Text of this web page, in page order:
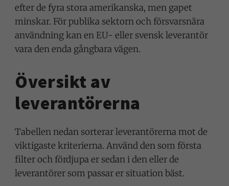
efter de fyra stora amerikanska, men gapet
minskar. För publika sektorn och försvarsnära
användning kan en EU- eller svensk leverantör
vara den enda gångbara vägen.
Översikt av
leverantörerna
Tabellen nedan sorterar leverantörerna mot de
viktigaste kriterierna. Använd den som första
filter och fördjupa er sedan i den eller de
leverantörer som passar er situation bäst.